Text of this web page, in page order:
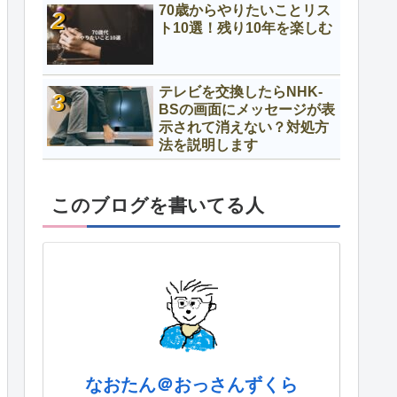
70歳からやりたいことリス
ト10選！残り10年を楽しむ
テレビを交換したらNHK-
BSの画面にメッセージが表
示されて消えない？対処方
法を説明します
このブログを書いてる人
なおたん＠おっさんずくら